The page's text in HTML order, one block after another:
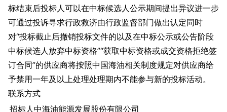
标结束后投标人可以在中标候选人公示期间提出异议进一步
可通过投诉寻求行政救济由行政监督部门做出认定同时
对“投标截止后撤销投标文件的以及在中标公示或公告阶段
中标候选人放弃中标资格”“获取中标资格或成交资格拒绝签
订合同”的供应商将按照中国海油相关制度规定对供应商给
予禁用一年及以上处理处理期内不能参与新的投标活动。
联系方式
招标人中海油能源发展股份有限公司